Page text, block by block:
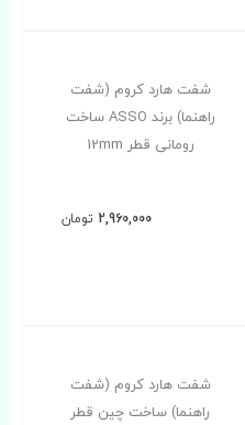
شفت هارد کروم (شفت
راهنما) برند ASSO ساخت
رومانی قطر 12mm
2,960,000 تومان
شفت هارد کروم (شفت
راهنما) ساخت چین قطر